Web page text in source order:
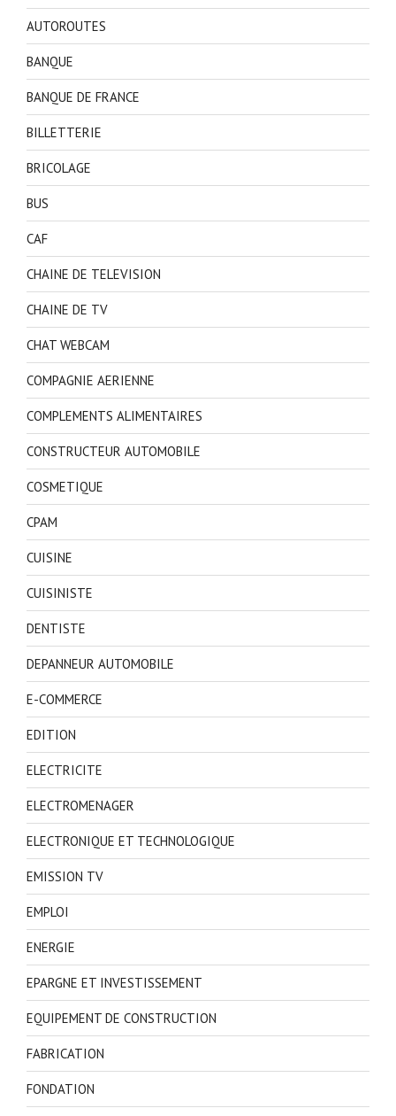
AUTOROUTES
BANQUE
BANQUE DE FRANCE
BILLETTERIE
BRICOLAGE
BUS
CAF
CHAINE DE TELEVISION
CHAINE DE TV
CHAT WEBCAM
COMPAGNIE AERIENNE
COMPLEMENTS ALIMENTAIRES
CONSTRUCTEUR AUTOMOBILE
COSMETIQUE
CPAM
CUISINE
CUISINISTE
DENTISTE
DEPANNEUR AUTOMOBILE
E-COMMERCE
EDITION
ELECTRICITE
ELECTROMENAGER
ELECTRONIQUE ET TECHNOLOGIQUE
EMISSION TV
EMPLOI
ENERGIE
EPARGNE ET INVESTISSEMENT
EQUIPEMENT DE CONSTRUCTION
FABRICATION
FONDATION